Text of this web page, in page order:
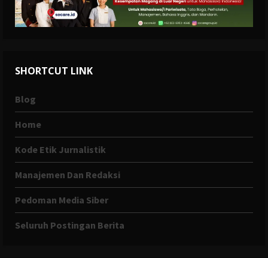
SHORTCUT LINK
Blog
Home
Kode Etik Jurnalistik
Manajemen Dan Redaksi
Pedoman Media Siber
Seluruh Postingan Berita